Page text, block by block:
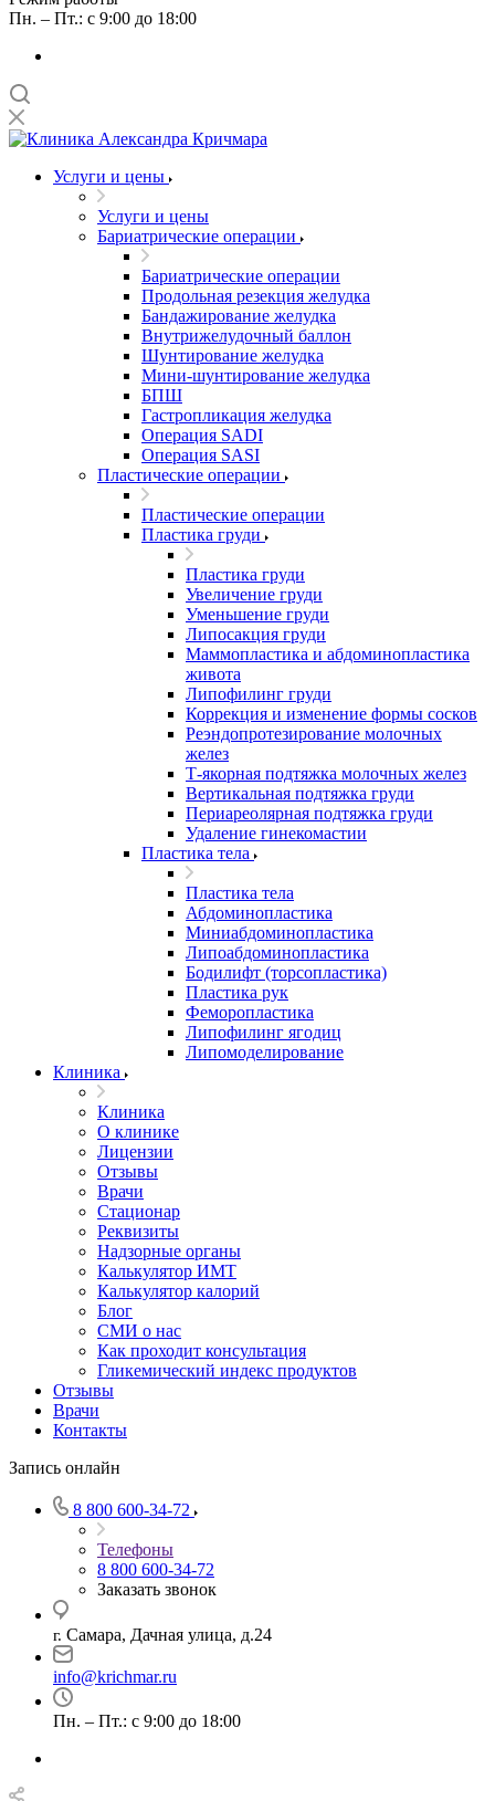
Пн. – Пт.: с 9:00 до 18:00
Услуги и цены
Услуги и цены
Бариатрические операции
Бариатрические операции
Продольная резекция желудка
Бандажирование желудка
Внутрижелудочный баллон
Шунтирование желудка
Мини-шунтирование желудка
БПШ
Гастропликация желудка
Операция SADI
Операция SASI
Пластические операции
Пластические операции
Пластика груди
Пластика груди
Увеличение груди
Уменьшение груди
Липосакция груди
Маммопластика и абдоминопластика
живота
Липофилинг груди
Коррекция и изменение формы сосков
Реэндопротезирование молочных
желез
Т-якорная подтяжка молочных желез
Вертикальная подтяжка груди
Периареолярная подтяжка груди
Удаление гинекомастии
Пластика тела
Пластика тела
Абдоминопластика
Миниабдоминопластика
Липоабдоминопластика
Бодилифт (торсопластика)
Пластика рук
Феморопластика
Липофилинг ягодиц
Липомоделирование
Клиника
Клиника
О клинике
Лицензии
Отзывы
Врачи
Стационар
Реквизиты
Надзорные органы
Калькулятор ИМТ
Калькулятор калорий
Блог
СМИ о нас
Как проходит консультация
Гликемический индекс продуктов
Отзывы
Врачи
Контакты
Запись онлайн
8 800 600-34-72
Телефоны
8 800 600-34-72
Заказать звонок
г. Самара, Дачная улица, д.24
info@krichmar.ru
Пн. – Пт.: с 9:00 до 18:00